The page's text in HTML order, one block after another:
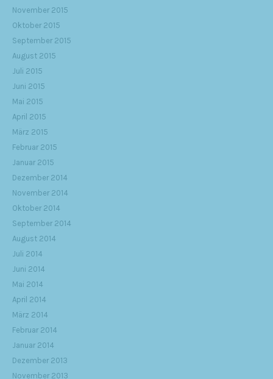
November 2015
Oktober 2015
September 2015
August 2015
Juli 2015
Juni 2015
Mai 2015
April 2015
März 2015
Februar 2015
Januar 2015
Dezember 2014
November 2014
Oktober 2014
September 2014
August 2014
Juli 2014
Juni 2014
Mai 2014
April 2014
März 2014
Februar 2014
Januar 2014
Dezember 2013
November 2013